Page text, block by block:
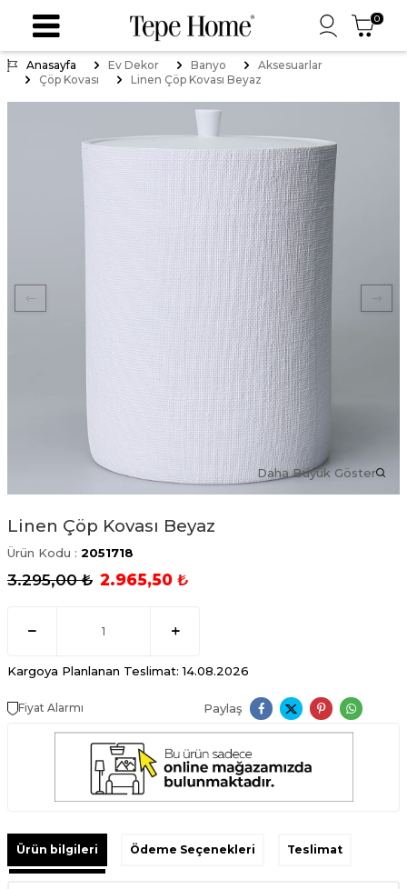
0
Anasayfa Ev Dekor Banyo
Aksesuarlar
Çöp Kovası
Linen Çöp Kovası Beyaz
Daha Büyük Göster
Linen Çöp Kovası Beyaz
Ürün Kodu : 2051718
3.295,00₺ 2.965,50 ₺
Kargoya Planlanan Teslimat: 14.08.2026
Fiyat Alarmı Paylaş
Ürün bilgileri Ödeme Seçenekleri Teslimat